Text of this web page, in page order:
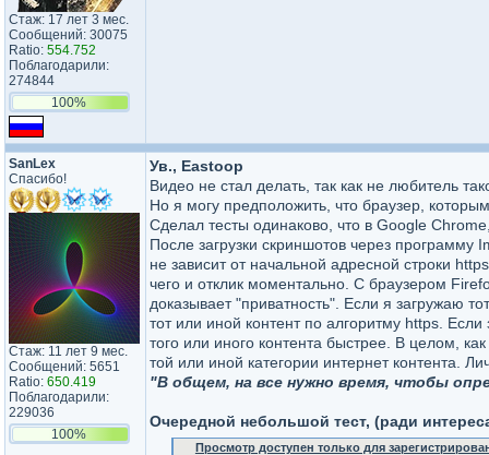
Стаж: 17 лет 3 мес.
Сообщений: 30075
Ratio: 554.752
Поблагодарили:
274844
100%
SanLex
Спасибо!
Стаж: 11 лет 9 мес.
Сообщений: 5651
Ratio: 650.419
Поблагодарили:
229036
100%
Ув., Eastoop
Видео не стал делать, так как не любитель
Но я могу предположить, что браузер,
Сделал тесты одинаково, что в Google
После загрузки скриншотов через программу
не зависит от начальной адресной строки
чего и отклик моментально. С браузером
доказывает "приватность". Если я загружаю
тот или иной контент по алгоритму https.
того или иного контента быстрее. В целом,
той или иной категории интернет контента.
"В общем, на все нужно время, чтобы
Очередной небольшой тест, (ради
Просмотр доступен только для